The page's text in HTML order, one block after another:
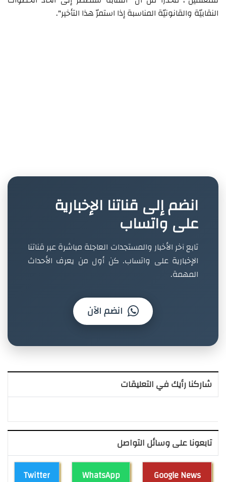
النقابيّة والقانونيّة المناسبة إذا استمرّ هذا التأخير".
انضم إلى قناتنا الإخبارية
على واتساب
تابع آخر الأخبار والمستجدات العاجلة مباشرة عبر قناتنا
الإخبارية على واتساب. كن أول من يعرف الأحداث
المهمة.
انضم الآن
شاركنا رأيك في التعليقات
تابعونا على وسائل التواصل
Twitter WhatsApp Google News